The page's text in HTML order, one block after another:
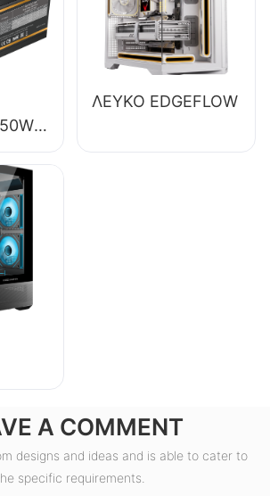
επιτραπέζιου
υπολογιστή
ESB650W
ΛΕΥΚΟ EDGEFLOW
A COMMENT
designs and ideas and is able to cater to
specific requirements.